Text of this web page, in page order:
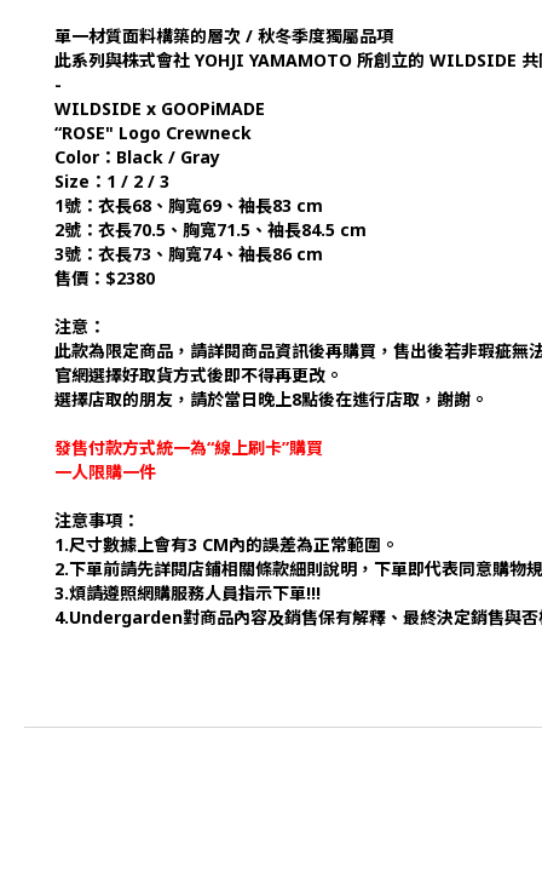
單一材質面料構築的層次 / 秋冬季度獨屬品項
此系列與株式會社 YOHJI YAMAMOTO 所創立的 WILDSIDE
-
WILDSIDE x GOOPiMADE
“ROSE" Logo Crewneck
Color：Black / Gray
Size：1 / 2 / 3
1號：衣長68、胸寬69、袖長83 cm
2號：衣長70.5、胸寬71.5、袖長84.5 cm
3號：衣長73、胸寬74、袖長86 cm
售價：$2380
注意：
此款為限定商品，請詳閱商品資訊後再購買，售出後若非瑕疵
官網選擇好取貨方式後即不得再更改。
選擇店取的朋友，請於當日晚上8點後在進行店取，謝謝。
發售付款方式統一為“線上刷卡”購買
一人限購一件
注意事項：
1.尺寸數據上會有3 CM內的誤差為正常範圍。
2.下單前請先詳閱店鋪相關條款細則說明，下單即代表同意購物
3.煩請遵照網購服務人員指示下單!!!
4.Undergarden對商品內容及銷售保有解釋、最終決定銷售與否